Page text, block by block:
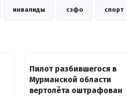
инвалиды сзфо спорт
Пилот разбившегося в
Мурманской области
вертолёта оштрафован